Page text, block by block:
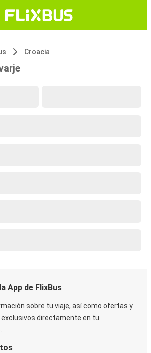
Croacia
App de FlixBus
sobre tu viaje, así como ofertas y
directamente en tu